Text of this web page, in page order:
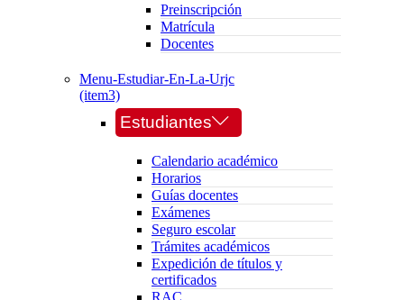
Preinscripción
Matrícula
Docentes
Menu-Estudiar-En-La-Urjc
(item3)
Estudiantes
Calendario académico
Horarios
Guías docentes
Exámenes
Seguro escolar
Trámites académicos
Expedición de títulos y
certificados